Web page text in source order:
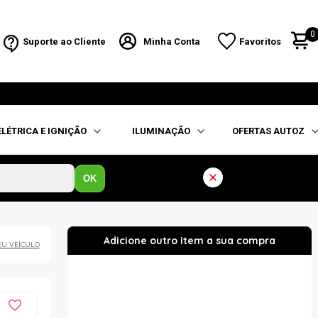
Suporte ao Cliente Minha Conta Favoritos
0
E IGNIÇÃO ILUMINAÇÃO OFERTAS AUTOZ
OK
VEÍCULO